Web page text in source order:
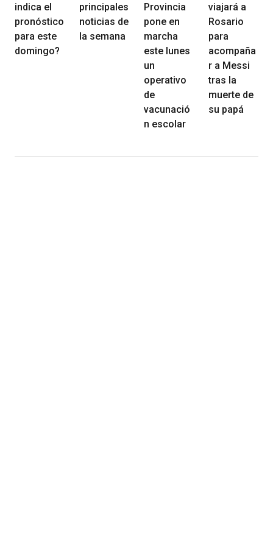
indica el
pronóstico
para este
domingo?
principales
noticias de
la semana
Provincia
pone en
marcha
este lunes
un
operativo
de
vacunació
n escolar
viajará a
Rosario
para
acompaña
r a Messi
tras la
muerte de
su papá